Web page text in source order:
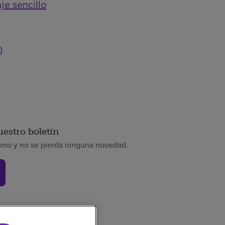
sencillo
boletín
y no se pierda ninguna novedad.